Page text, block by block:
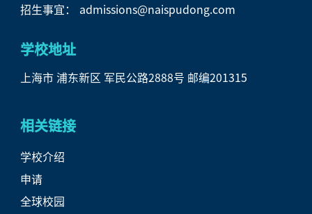
招生事宜：
admissions@naispudong.com
学校地址
上海市 浦东新区 军民公路2888号 邮编201315
相关链接
学校介绍
申请
全球校园